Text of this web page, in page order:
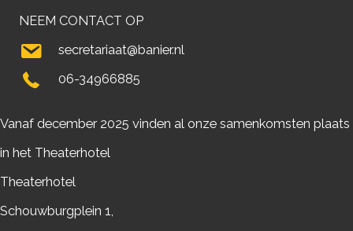
NEEM CONTACT OP
secretariaat@banier.nl
06-34966885
Vanaf december 2025 vinden al onze samenkomsten plaats
in het Theaterhotel
Theaterhotel
Schouwburgplein 1,